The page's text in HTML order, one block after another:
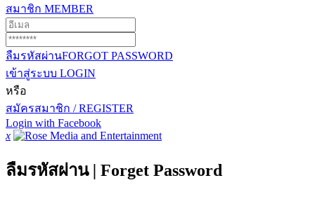
สมาชิก MEMBER
ลืมรหัสผ่านFORGOT PASSWORD
เข้าสู่ระบบ LOGIN
หรือ
สมัครสมาชิก / REGISTER
Login with Facebook
x
ลืมรหัสผ่าน | Forget Password